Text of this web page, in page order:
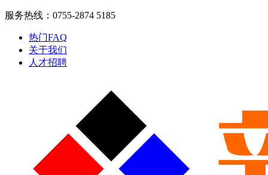
服务热线：0755-2874 5185
热门FAQ
关于我们
人才招聘